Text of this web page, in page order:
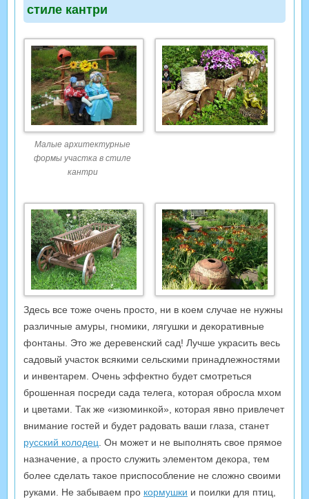
стиле кантри
Малые архитектурные
формы участка в стиле
кантри
Здесь все тоже очень просто, ни в коем случае не нужны
различные амуры, гномики, лягушки и декоративные
фонтаны. Это же деревенский сад! Лучше украсить весь
садовый участок всякими сельскими принадлежностями
и инвентарем. Очень эффектно будет смотреться
брошенная посреди сада телега, которая обросла мхом
и цветами. Так же «изюминкой», которая явно привлечет
внимание гостей и будет радовать ваши глаза, станет
русский колодец. Он может и не выполнять свое прямое
назначение, а просто служить элементом декора, тем
более сделать такое приспособление не сложно своими
руками. Не забываем про кормушки и поилки для птиц,